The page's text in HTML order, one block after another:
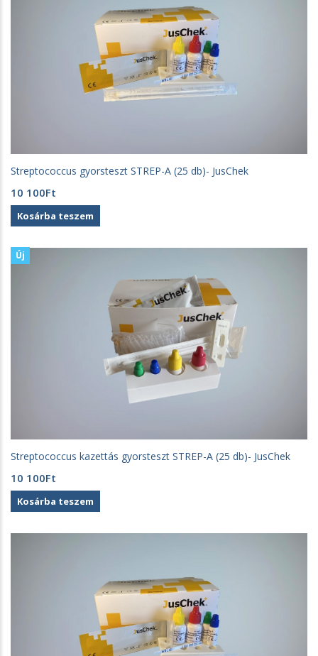
Streptococcus gyorsteszt STREP-A (25 db)- JusChek
10 100Ft
Kosárba teszem
Új
Streptococcus kazettás gyorsteszt STREP-A (25 db)- JusChek
10 100Ft
Kosárba teszem